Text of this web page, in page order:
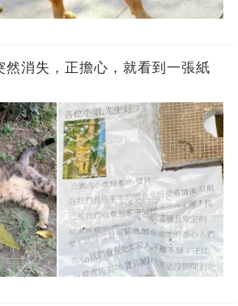
然消失，正擔心，就看到一張紙